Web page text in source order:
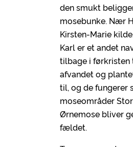
den smukt
mosebunke. Nær
Kirsten-Marie
Karl er et andet
tilbage i førkristen
afvandet og
til, og de fungerer
moseområder
Ørnemose bliver
fældet.